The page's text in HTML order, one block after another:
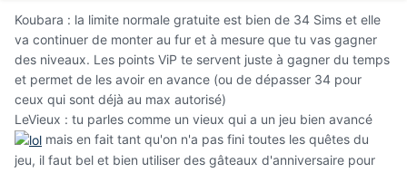
Koubara : la limite normale gratuite est bien de 34 Sims et elle
va continuer de monter au fur et à mesure que tu vas gagner
des niveaux. Les points ViP te servent juste à gagner du temps
et permet de les avoir en avance (ou de dépasser 34 pour
ceux qui sont déjà au max autorisé)
LeVieux : tu parles comme un vieux qui a un jeu bien avancé
mais en fait tant qu'on n'a pas fini toutes les quêtes du
jeu, il faut bel et bien utiliser des gâteaux d'anniversaire pour